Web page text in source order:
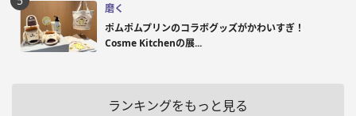
磨く
ポムポムプリンのコラボグッズがかわいすぎ！
Cosme Kitchenの展...
ランキングをもっと見る